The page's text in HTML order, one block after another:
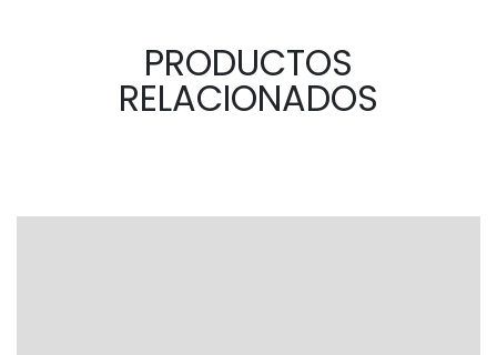
PRODUCTOS
RELACIONADOS